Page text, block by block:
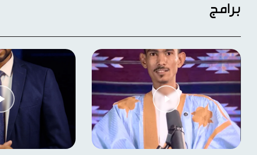
برامج